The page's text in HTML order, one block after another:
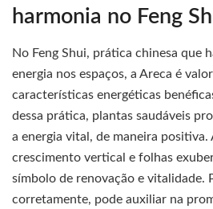
harmonia no Feng
No Feng Shui, prática chinesa que
energia nos espaços, a Areca é
características energéticas
dessa prática, plantas saudáveis
a energia vital, de maneira positiva.
crescimento vertical e folhas
símbolo de renovação e vitalidade.
corretamente, pode auxiliar na